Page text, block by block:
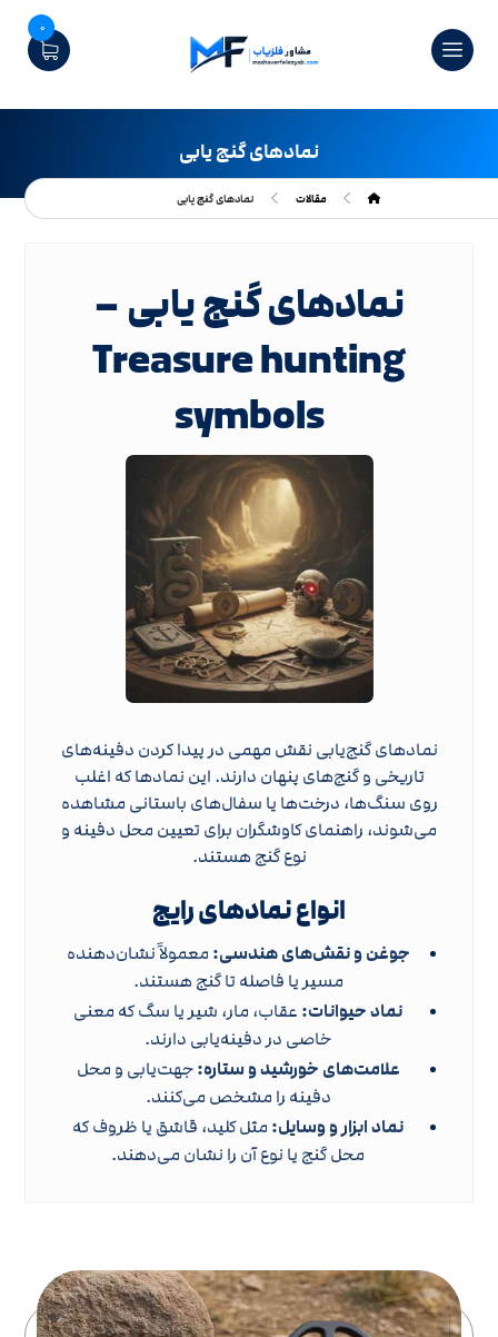
0
نمادهای گنج یابی
مقالات نمادهای گنج یابی
نمادهای گنج یابی –
Treasure hunting
symbols
نمادهای گنج‌یابی نقش مهمی در پیدا کردن دفینه‌های
تاریخی و گنج‌های پنهان دارند. این نمادها که اغلب
روی سنگ‌ها، درخت‌ها یا سفال‌های باستانی مشاهده
می‌شوند، راهنمای کاوشگران برای تعیین محل دفینه و
نوع گنج هستند.
انواع نمادهای رایج
جوغن و نقش‌های هندسی: معمولاً نشان‌دهنده
مسیر یا فاصله تا گنج هستند.
نماد حیوانات: عقاب، مار، شیر یا سگ که معنی
خاصی در دفینه‌یابی دارند.
علامت‌های خورشید و ستاره:جهت‌یابی و محل
دفینه را مشخص می‌کنند.
نماد ابزار و وسایل: مثل کلید، قاشق یا ظروف که
محل گنج یا نوع آن را نشان می‌دهند.